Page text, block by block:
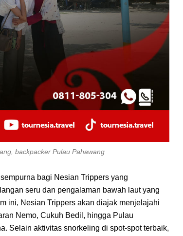
backpacker Pulau Pahawang
bagi Nesian Trippers yang
seru dan pengalaman bawah laut yang
ini, Nesian Trippers akan diajak menjelajahi
Nemo, Cukuh Bedil, hingga Pulau
Selain aktivitas snorkeling di spot-spot terbaik,